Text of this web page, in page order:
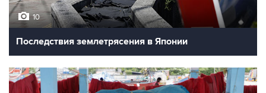
10
Последствия землетрясения в Японии